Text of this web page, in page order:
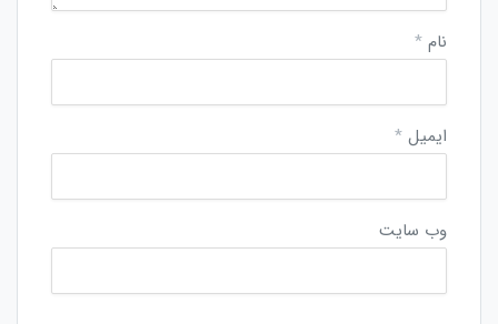
نام *
ایمیل *
وب‌ سایت